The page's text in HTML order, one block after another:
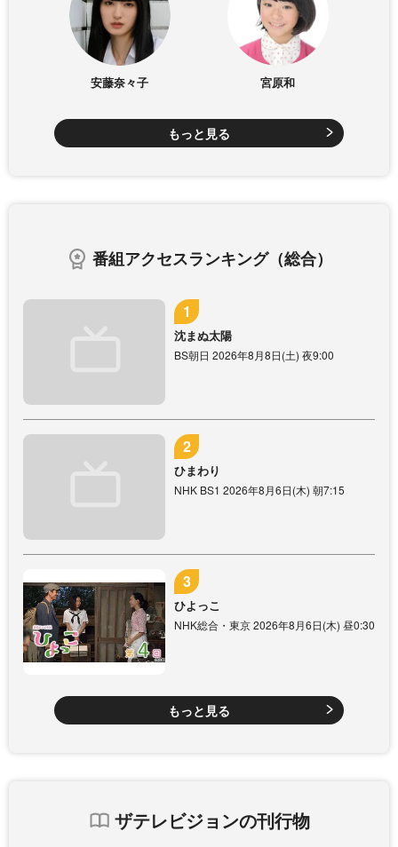
安藤奈々子 宮原和
もっと見る
番組アクセスランキング（総合）
沈まぬ太陽
BS朝日 2026年8月8日(土) 夜9:00
ひまわり
NHK BS1 2026年8月6日(木) 朝7:15
ひよっこ
NHK総合・東京 2026年8月6日(木) 昼0:30
もっと見る
ザテレビジョンの刊行物